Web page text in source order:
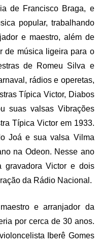
de Francisco Braga, e
popular, trabalhando
e maestro, além de
de música ligeira para o
de Romeu Silva e
rádios e operetas,
Típica Victor, Diabos
suas valsas Vibrações
Típica Victor em 1933.
Joá e sua valsa Vilma
na Odeon. Nesse ano
gravadora Victor e dois
da Rádio Nacional.
e arranjador da
por cerca de 30 anos.
Iberê Gomes